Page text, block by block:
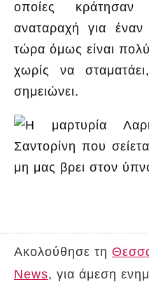
οποίες
αναταραχή για
τώρα όμως είναι
χωρίς να
σημειώνει.
Ακολούθησε τη
News, για άμεση